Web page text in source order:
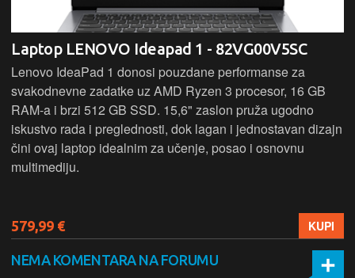
Laptop LENOVO Ideapad 1 - 82VG00V5SC
Lenovo IdeaPad 1 donosi pouzdane performanse za
svakodnevne zadatke uz AMD Ryzen 3 procesor, 16 GB
RAM-a i brzi 512 GB SSD. 15,6" zaslon pruža ugodno
iskustvo rada i preglednosti, dok lagan i jednostavan dizajn
čini ovaj laptop idealnim za učenje, posao i osnovnu
multimediju.
579,99 € KUPI
NEMA KOMENTARA NA FORUMU